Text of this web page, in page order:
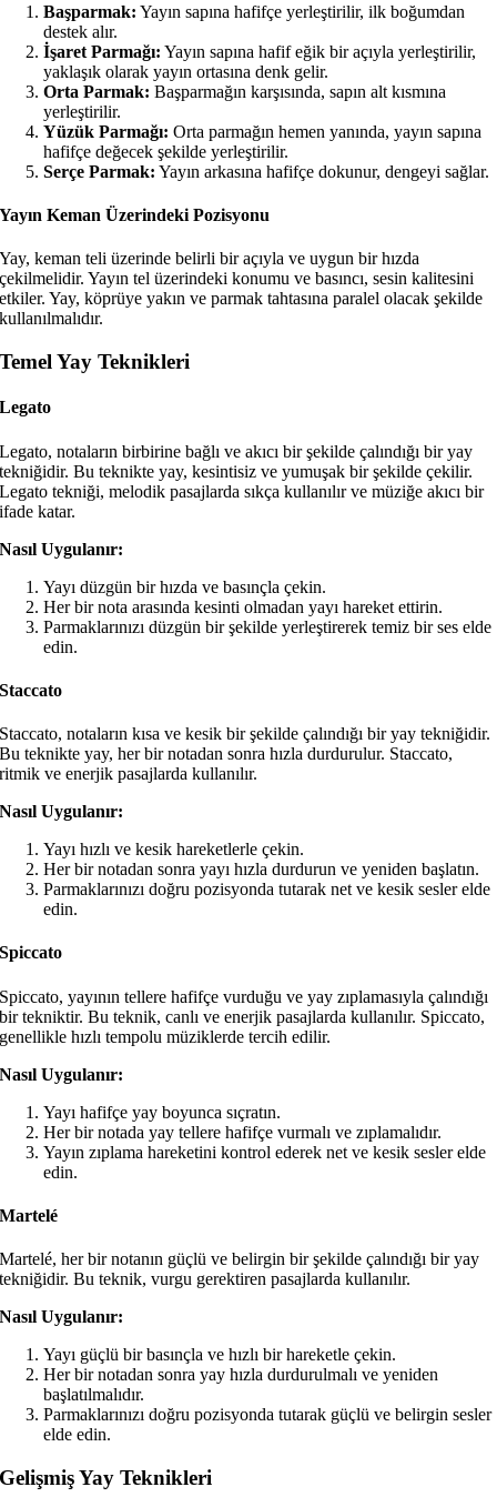
Başparmak: Yayın sapına hafifçe yerleştirilir, ilk boğumdan
destek alır.
İşaret Parmağı: Yayın sapına hafif eğik bir açıyla yerleştirilir,
yaklaşık olarak yayın ortasına denk gelir.
Orta Parmak: Başparmağın karşısında, sapın alt kısmına
yerleştirilir.
Yüzük Parmağı: Orta parmağın hemen yanında, yayın sapına
hafifçe değecek şekilde yerleştirilir.
Serçe Parmak: Yayın arkasına hafifçe dokunur, dengeyi sağlar.
Yayın Keman Üzerindeki Pozisyonu
Yay, keman teli üzerinde belirli bir açıyla ve uygun bir hızda
çekilmelidir. Yayın tel üzerindeki konumu ve basıncı, sesin kalitesini
etkiler. Yay, köprüye yakın ve parmak tahtasına paralel olacak şekilde
kullanılmalıdır.
Temel Yay Teknikleri
Legato
Legato, notaların birbirine bağlı ve akıcı bir şekilde çalındığı bir yay
tekniğidir. Bu teknikte yay, kesintisiz ve yumuşak bir şekilde çekilir.
Legato tekniği, melodik pasajlarda sıkça kullanılır ve müziğe akıcı bir
ifade katar.
Nasıl Uygulanır:
Yayı düzgün bir hızda ve basınçla çekin.
Her bir nota arasında kesinti olmadan yayı hareket ettirin.
Parmaklarınızı düzgün bir şekilde yerleştirerek temiz bir ses elde
edin.
Staccato
Staccato, notaların kısa ve kesik bir şekilde çalındığı bir yay tekniğidir.
Bu teknikte yay, her bir notadan sonra hızla durdurulur. Staccato,
ritmik ve enerjik pasajlarda kullanılır.
Nasıl Uygulanır:
Yayı hızlı ve kesik hareketlerle çekin.
Her bir notadan sonra yayı hızla durdurun ve yeniden başlatın.
Parmaklarınızı doğru pozisyonda tutarak net ve kesik sesler elde
edin.
Spiccato
Spiccato, yayının tellere hafifçe vurduğu ve yay zıplamasıyla çalındığı
bir tekniktir. Bu teknik, canlı ve enerjik pasajlarda kullanılır. Spiccato,
genellikle hızlı tempolu müziklerde tercih edilir.
Nasıl Uygulanır:
Yayı hafifçe yay boyunca sıçratın.
Her bir notada yay tellere hafifçe vurmalı ve zıplamalıdır.
Yayın zıplama hareketini kontrol ederek net ve kesik sesler elde
edin.
Martelé
Martelé, her bir notanın güçlü ve belirgin bir şekilde çalındığı bir yay
tekniğidir. Bu teknik, vurgu gerektiren pasajlarda kullanılır.
Nasıl Uygulanır:
Yayı güçlü bir basınçla ve hızlı bir hareketle çekin.
Her bir notadan sonra yay hızla durdurulmalı ve yeniden
başlatılmalıdır.
Parmaklarınızı doğru pozisyonda tutarak güçlü ve belirgin sesler
elde edin.
Gelişmiş Yay Teknikleri